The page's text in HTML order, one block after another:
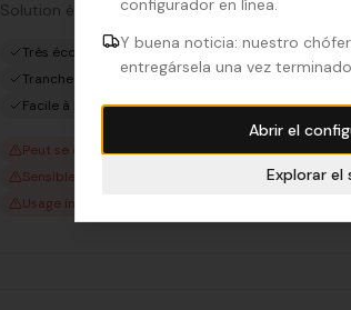
Solution économique et légère.
Très économique
Ultra léger
Tranche blanche esthétique
Facile à manipuler
Peut se courber sur grands formats
Sensible aux fortes chaleurs
Usage intérieur recommandé
Y buena noticia: nuestro
entregársela una vez
Abrir el
Explorar el